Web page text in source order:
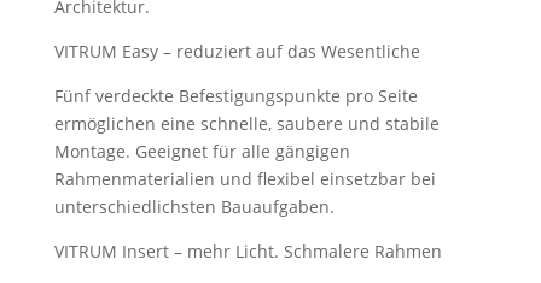
Architektur.
VITRUM Easy – reduziert auf das Wesentliche
Fünf verdeckte Befestigungspunkte pro Seite
ermöglichen eine schnelle, saubere und stabile
Montage. Geeignet für alle gängigen
Rahmenmaterialien und flexibel einsetzbar bei
unterschiedlichsten Bauaufgaben.
VITRUM Insert – mehr Licht. Schmalere Rahmen